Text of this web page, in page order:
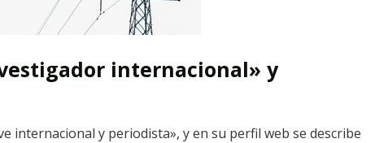
internacional» y
internacional y periodista», y en su perfil web se describe